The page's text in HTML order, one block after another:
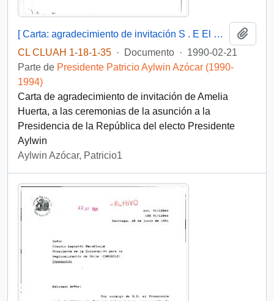
[ Carta: agradecimiento de invitación S . E El Presidente de la República, de Amelia Huerta ]
CL CLUAH 1-18-1-35 · Documento · 1990-02-21
Parte de Presidente Patricio Aylwin Azócar (1990-
1994)
Carta de agradecimiento de invitación de Amelia
Huerta, a las ceremonias de la asunción a la
Presidencia de la República del electo Presidente
Aylwin
Aylwin Azócar, Patricio1